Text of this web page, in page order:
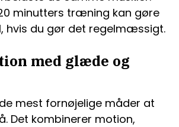
minutters træning kan gøre
hvis du gør det regelmæssigt.
med glæde og
mest fornøjelige måder at
Det kombinerer motion,